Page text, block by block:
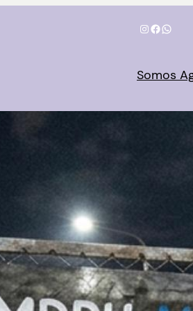
Instagram
Facebook
Somos